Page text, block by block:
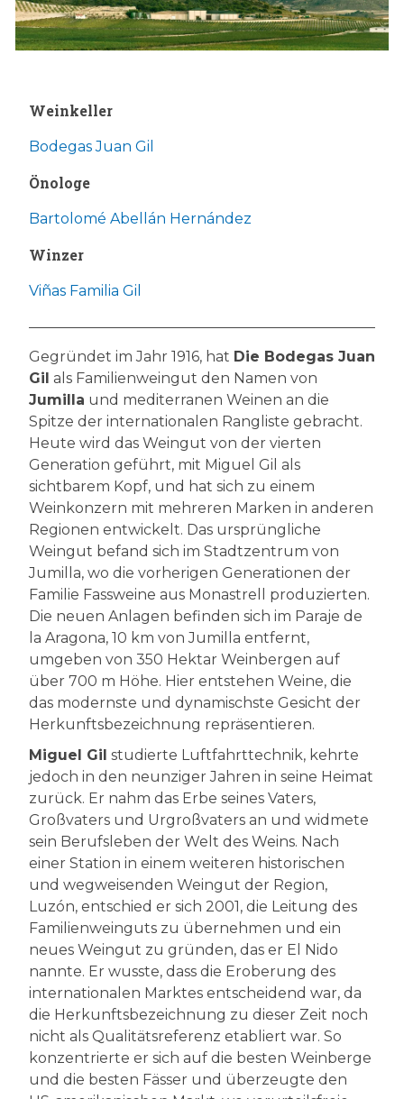
Weinkeller
Bodegas Juan Gil
Önologe
Bartolomé Abellán Hernández
Winzer
Viñas Familia Gil
Gegründet im Jahr 1916, hat Die Bodegas Juan
Gil als Familienweingut den Namen von
Jumilla und mediterranen Weinen an die
Spitze der internationalen Rangliste gebracht.
Heute wird das Weingut von der vierten
Generation geführt, mit Miguel Gil als
sichtbarem Kopf, und hat sich zu einem
Weinkonzern mit mehreren Marken in anderen
Regionen entwickelt. Das ursprüngliche
Weingut befand sich im Stadtzentrum von
Jumilla, wo die vorherigen Generationen der
Familie Fassweine aus Monastrell produzierten.
Die neuen Anlagen befinden sich im Paraje de
la Aragona, 10 km von Jumilla entfernt,
umgeben von 350 Hektar Weinbergen auf
über 700 m Höhe. Hier entstehen Weine, die
das modernste und dynamischste Gesicht der
Herkunftsbezeichnung repräsentieren.
Miguel Gil studierte Luftfahrttechnik, kehrte
jedoch in den neunziger Jahren in seine Heimat
zurück. Er nahm das Erbe seines Vaters,
Großvaters und Urgroßvaters an und widmete
sein Berufsleben der Welt des Weins. Nach
einer Station in einem weiteren historischen
und wegweisenden Weingut der Region,
Luzón, entschied er sich 2001, die Leitung des
Familienweinguts zu übernehmen und ein
neues Weingut zu gründen, das er El Nido
nannte. Er wusste, dass die Eroberung des
internationalen Marktes entscheidend war, da
die Herkunftsbezeichnung zu dieser Zeit noch
nicht als Qualitätsreferenz etabliert war. So
konzentrierte er sich auf die besten Weinberge
und die besten Fässer und überzeugte den